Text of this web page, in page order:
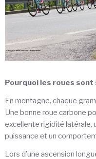
Pourquoi les roues
En montagne, chaque
Une bonne roue carbone
excellente rigidité latérale,
puissance et un
Lors d’une ascension